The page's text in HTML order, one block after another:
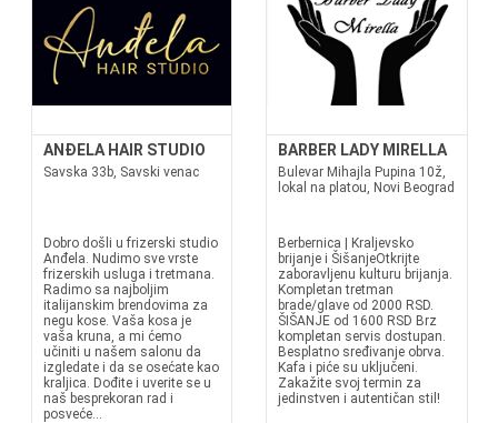
ANĐELA HAIR STUDIO
Savska 33b, Savski venac
Dobro došli u frizerski studio
Anđela. Nudimo sve vrste
frizerskih usluga i tretmana.
Radimo sa najboljim
italijanskim brendovima za
negu kose. Vaša kosa je
vaša kruna, a mi ćemo
učiniti u našem salonu da
izgledate i da se osećate kao
kraljica. Dođite i uverite se u
naš besprekoran rad i
posveće...
BARBER LADY MIRELLA
Bulevar Mihajla Pupina 10ž,
lokal na platou, Novi Beograd
Berbernica | Kraljevsko
brijanje i ŠišanjeOtkrijte
zaboravljenu kulturu brijanja.
Kompletan tretman
brade/glave od 2000 RSD.
ŠIŠANJE od 1600 RSD Brz
kompletan servis dostupan.
Besplatno sređivanje obrva.
Kafa i piće su uključeni.
Zakažite svoj termin za
jedinstven i autentičan stil!